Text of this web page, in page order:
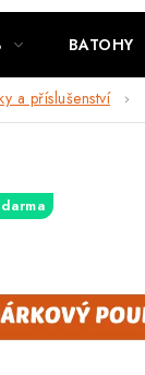
BATOHY
a příslušenství